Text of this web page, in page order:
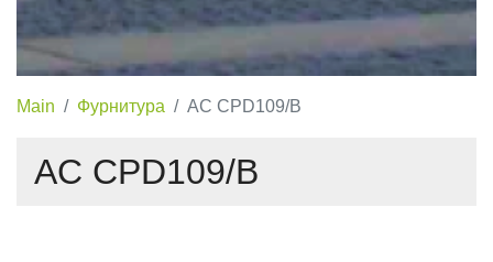
Main Фурнитура AC CPD109/B
AC CPD109/B